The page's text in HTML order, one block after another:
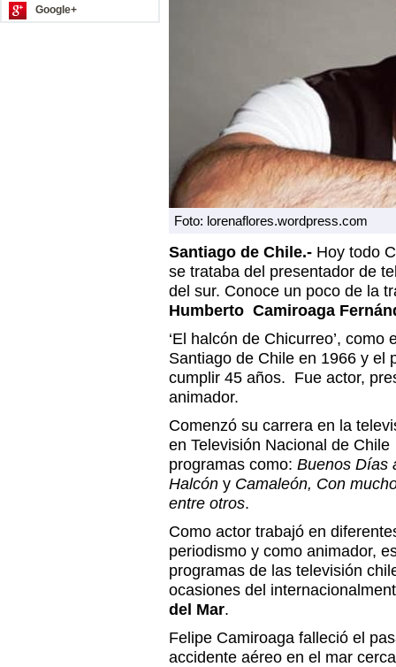
Google+
Foto: lorenaflores.wordpress.com
Santiago de Chile.- Hoy todo
se trataba del presentador de
del sur. Conoce un poco de la
Humberto Camiroaga
‘El halcón de Chicurreo’, como
Santiago de Chile en 1966 y el
cumplir 45 años. Fue actor,
animador.
Comenzó su carrera en la
en Televisión Nacional de
programas como: Buenos Días
Halcón y Camaleón, Con
entre otros.
Como actor trabajó en
periodismo y como animador,
programas de las televisión
ocasiones del
del Mar.
Felipe Camiroaga falleció el
accidente aéreo en el mar